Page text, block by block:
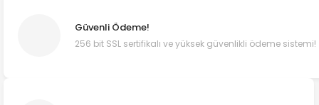
Güvenli Ödeme!
256 bit SSL sertifikalı ve yüksek güvenlikli ödeme sistemi!